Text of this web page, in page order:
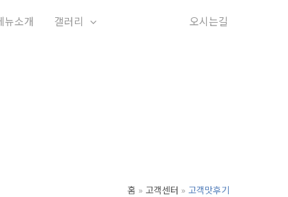
뉴소개 갤러리 오시는길
홈 고객센터 고객맛후기